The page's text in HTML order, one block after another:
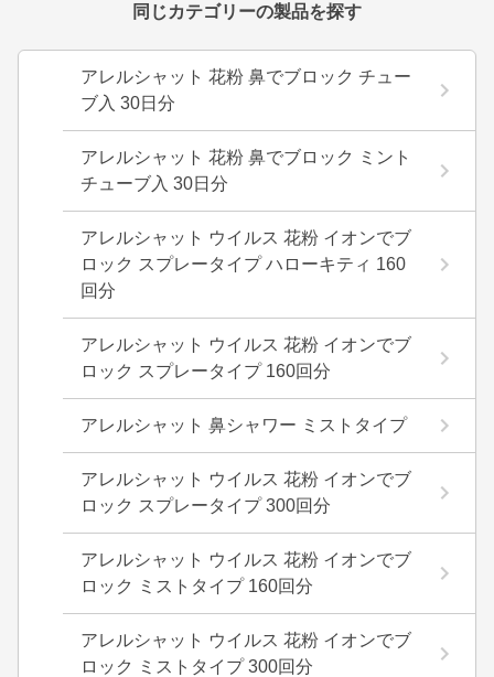
同じカテゴリーの製品を探す
アレルシャット 花粉 鼻でブロック チュー
ブ入 30日分
アレルシャット 花粉 鼻でブロック ミント
チューブ入 30日分
アレルシャット ウイルス 花粉 イオンでブ
ロック スプレータイプ ハローキティ 160
回分
アレルシャット ウイルス 花粉 イオンでブ
ロック スプレータイプ 160回分
アレルシャット 鼻シャワー ミストタイプ
アレルシャット ウイルス 花粉 イオンでブ
ロック スプレータイプ 300回分
アレルシャット ウイルス 花粉 イオンでブ
ロック ミストタイプ 160回分
アレルシャット ウイルス 花粉 イオンでブ
ロック ミストタイプ 300回分